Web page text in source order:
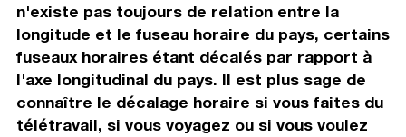
n'existe pas toujours de relation entre la
longitude et le fuseau horaire du pays, certains
fuseaux horaires étant décalés par rapport à
l'axe longitudinal du pays. Il est plus sage de
connaître le décalage horaire si vous faites du
télétravail, si vous voyagez ou si vous voulez